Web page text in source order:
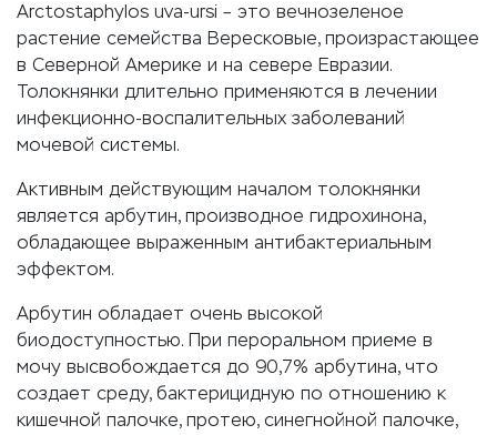
Arctostaphylos uva-ursi – это вечнозеленое
растение семейства Вересковые, произрастающее
в Северной Америке и на севере Евразии.
Толокнянки длительно применяются в лечении
инфекционно-воспалительных заболеваний
мочевой системы.
Активным действующим началом толокнянки
является арбутин, производное гидрохинона,
обладающее выраженным антибактериальным
эффектом.
Арбутин обладает очень высокой
биодоступностью. При пероральном приеме в
мочу высвобождается до 90,7% арбутина, что
создает среду, бактерицидную по отношению к
кишечной палочке, протею, синегнойной палочке,